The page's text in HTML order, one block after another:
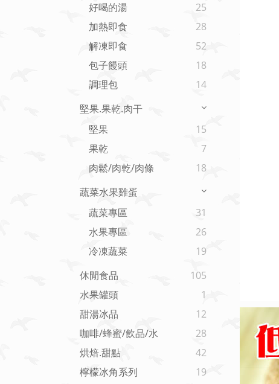
好喝的湯
25
加熱即食
28
解凍即食
52
包子饅頭
18
調理包
14
堅果.果乾.肉干
堅果
15
果乾
7
肉鬆/肉乾/肉條
18
蔬菜水果雞蛋
蔬菜專區
31
水果專區
26
冷凍蔬菜
19
休閒食品
105
水果罐頭
1
甜湯冰品
12
咖啡/蜂蜜/飲品/水
28
烘焙.甜點
42
檸檬冰角系列
19